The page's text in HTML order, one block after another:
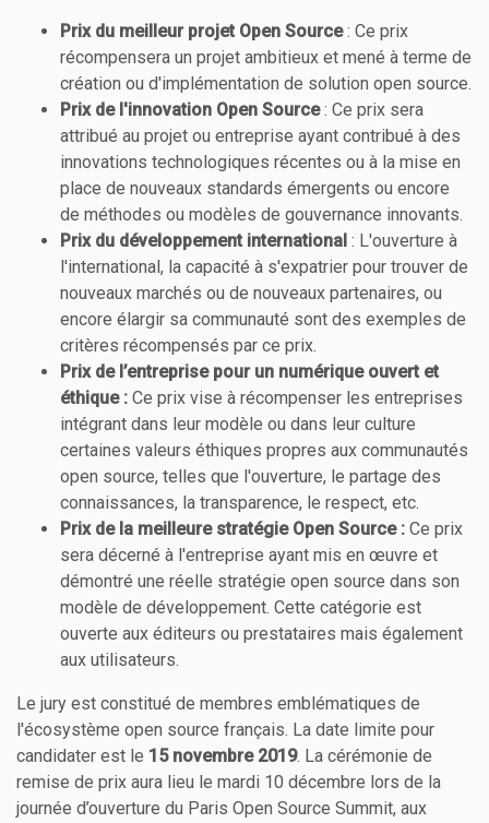
Prix du meilleur projet Open Source: Ce prix
récompensera un projet ambitieux et mené à terme de
création ou d'implémentation de solution open source.
Prix de l'innovation Open Source: Ce prix sera
attribué au projet ou entreprise ayant contribué à des
innovations technologiques récentes ou à la mise en
place de nouveaux standards émergents ou encore
de méthodes ou modèles de gouvernance innovants.
Prix du développement international : L'ouverture à
l'international, la capacité à s'expatrier pour trouver de
nouveaux marchés ou de nouveaux partenaires, ou
encore élargir sa communauté sont des exemples de
critères récompensés par ce prix.
Prix de l’entreprise pour un numérique ouvert et
éthique : Ce prix vise à récompenser les entreprises
intégrant dans leur modèle ou dans leur culture
certaines valeurs éthiques propres aux communautés
open source, telles que l'ouverture, le partage des
connaissances, la transparence, le respect, etc.
Prix de la meilleure stratégie Open Source : Ce prix
sera décerné à l'entreprise ayant mis en œuvre et
démontré une réelle stratégie open source dans son
modèle de développement. Cette catégorie est
ouverte aux éditeurs ou prestataires mais également
aux utilisateurs.
Le jury est constitué de membres emblématiques de
l'écosystème open source français. La date limite pour
candidater est le 15 novembre 2019. La cérémonie de
remise de prix aura lieu le mardi 10 décembre lors de la
journée d’ouverture du Paris Open Source Summit, aux